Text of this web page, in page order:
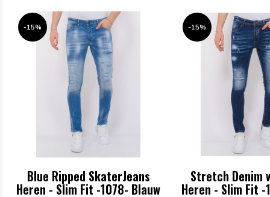
-15%
Blue Ripped SkaterJeans
Heren - Slim Fit -1078- Blauw
-15%
Stretch Denim
Heren - Slim Fit -